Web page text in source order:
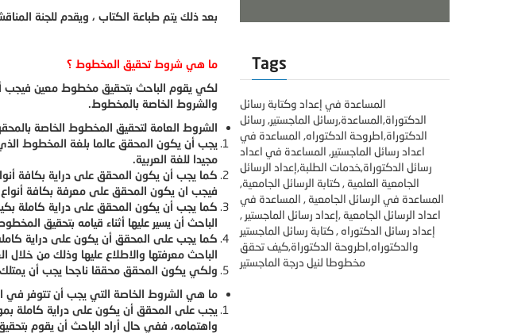
Tags
المساعدة في إعداد وكتابة رسائل
الدكتوراة,المساعدة,رسائل الماجستير, رسائل
الدكتوراة,اطروحة الدكتوراه, المساعدة في
اعداد رسائل الماجستير, المساعدة في اعداد
رسائل الدكتوراة,خدمات الطلبة,إعداد الرسائل
الجامعية العلمية , كتابة الرسائل الجامعية,
المساعدة في الرسائل الجامعية , المساعدة في
اعداد الرسائل الجامعية ,إعداد رسائل الماجستير ,
إعداد رسائل الدكتوراه , كتابة رسائل الماجستير
والدكتوراه,اطروحة الدكتوراة,كيف تحقق
مخطوطا لنيل درجة الماجستير
بعد ذلك يتم طباعة الكتاب ، ويقدم للجنة
ما هي شروط تحقيق المخطوط ؟
لكي يقوم الباحث بتحقيق مخطوط معين فيجب
والشروط الخاصة بالمخطوط.
الشروط العامة لتحقيق المخطوط الخاصة
يجب أن يكون المحقق عالما بلغة المخطوط
مجيدا للغة العربية.
كما يجب أن يكون المحقق على دراية بكافة
فيجب ان يكون المحقق على معرفة بكافة أنواع
كما يجب أن يكون المحقق على دراية كاملة
الباحث أن يسير عليها أثناء قيامه بتحقيق
كما يجب على المحقق أن يكون على دراية كاملة
الباحث معرفتها والاطلاع عليها وذلك من
ولكي يكون المحقق محققا ناجحا يجب أن
ما هي الشروط الخاصة التي يجب أن تتوفر في
يجب على المحقق أن يكون على دراية كاملة
واهتمامه، ففي حال أراد الباحث أن يقوم